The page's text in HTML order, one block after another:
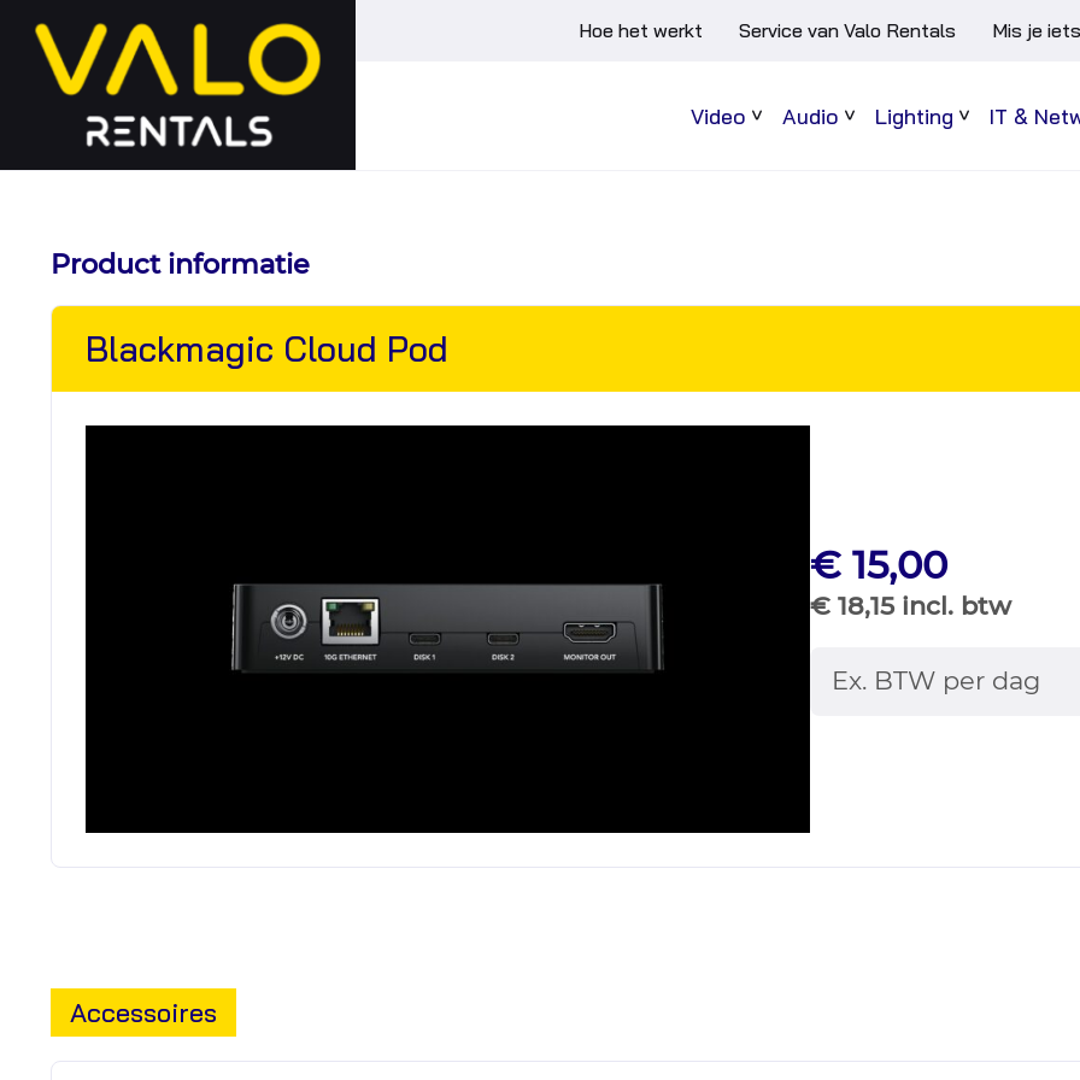
Hoofdmenu
overslaan
Hoe het werkt Service van Valo Rentals Mis je
Video
Sub
Audio
Sub
Lighting
Sub
IT &
Product informatie
Blackmagic Cloud Pod
€ 15,00
€ 18,15 incl. btw
Ex. BTW per dag
Accessoires